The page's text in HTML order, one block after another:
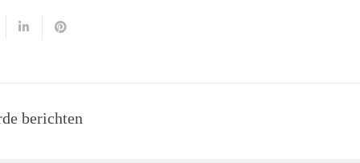
berichten